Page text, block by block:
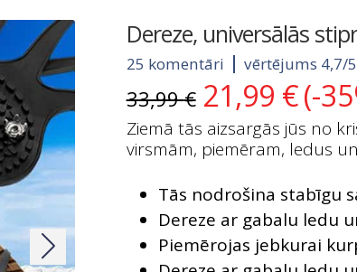
Dereze, universālās
25 komentāri vērtējums 4,7/
33,99€ Original
price
was:
33,99 €.
21,99 €
price
is:
(-
Ziemā tās aizsargās jūs no
virsmām, piemēram, ledus
Tās nodrošina stabīgu
Dereze ar gabalu ledu
Piemērojas jebkurai